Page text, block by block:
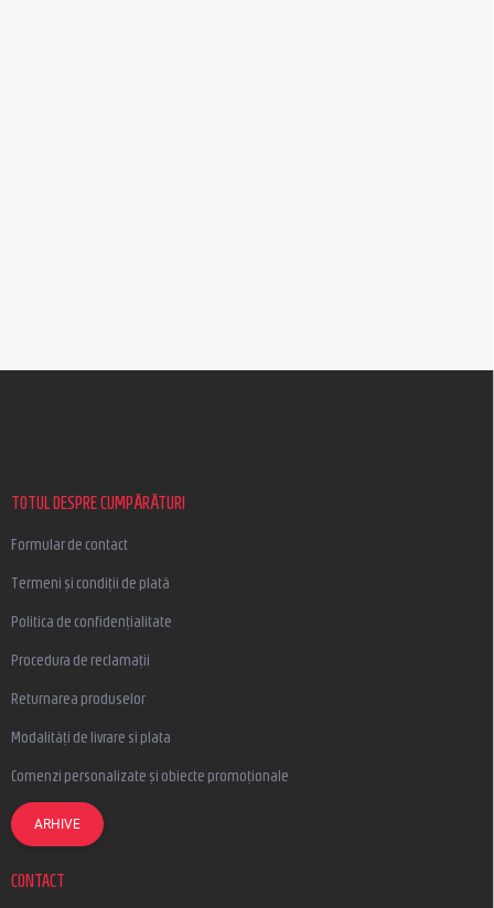
TOTUL DESPRE CUMPĂRĂTURI
Formular de contact
Termeni și condiții de plată
Politica de confidențialitate
Procedura de reclamații
Returnarea produselor
Modalități de livrare si plata
Comenzi personalizate și obiecte promoționale
ARHIVE
CONTACT